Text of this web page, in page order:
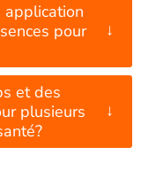
application
pour
↓
et des
plusieurs
↓